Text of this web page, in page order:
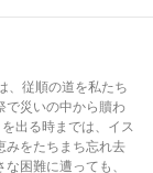
、従順の道を私たち
で災いの中から贖わ
出る時までは、イス
みをたちまち忘れ去
困難に遭っても、